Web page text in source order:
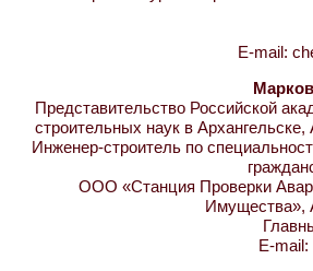
E-mail:
Представительство Российской
строительных наук в Архангельске,
Инженер-строитель по
ООО «Станция Проверки
Имущества»,
E-